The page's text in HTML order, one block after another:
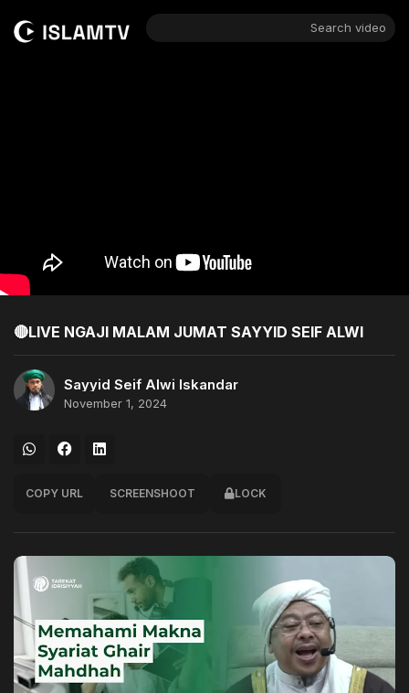
Search video
🔴LIVE NGAJI MALAM JUMAT SAYYID SEIF ALWI
Sayyid Seif Alwi Iskandar
November 1, 2024
COPY URL SCREENSHOOT LOCK